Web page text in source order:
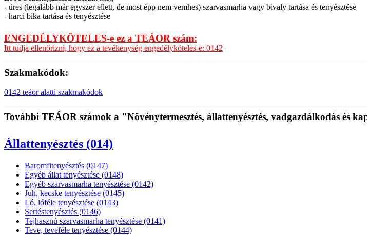
- üres (legalább már egyszer ellett, de most épp nem vemhes) szarvasmarha vagy bivaly tartása és tenyésztése
- harci bika tartása és tenyésztése
ENGEDÉLYKÖTELES-e ez a TEÁOR szám:
Itt tudja ellenőrizni, hogy ez a tevékenység engedélyköteles-e: 0142
Szakmakódok:
0142 teáor alatti szakmakódok
További TEÁOR számok a "Növénytermesztés, állattenyésztés, vadgazdálkodás és
Állattenyésztés (014)
Baromfitenyésztés (0147)
Egyéb állat tenyésztése (0148)
Egyéb szarvasmarha tenyésztése (0142)
Juh, kecske tenyésztése (0145)
Ló, lóféle tenyésztése (0143)
Sertéstenyésztés (0146)
Tejhasznú szarvasmarha tenyésztése (0141)
Teve, teveféle tenyésztése (0144)